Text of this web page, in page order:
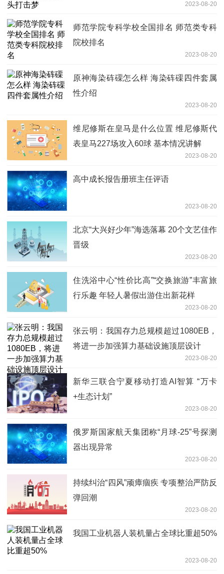
2023-08-20
师范学院专科学校全国排名 师范类专科
院校排名
2023-08-20
原神海染砗磲怎么样 海染砗磲四件套属
性介绍
2023-08-20
维尼修斯在皇马是什么位置 维尼修斯代
表皇马227场攻入60球 基本情况讲解
2023-08-20
高中成长报告册班主任评语
2023-08-20
北京“大兴好少年”海选落幕 20个文艺佳作
晋级
2023-08-20
住洗浴中心“性价比高”“交换旅游”丰富旅
行乐趣 年轻人暑假出游住出新花样
2023-08-20
张云明：我国存力总规模超过1080EB，
将进一步加强算力基础设施顶层设计
2023-08-20
新华三联合宁夏移动打造AI智算 “万卡
+生态计划”
2023-08-20
俄罗斯国家航天集团称“月球-25”号探测
器出现异常
2023-08-20
持续纠治“四风”顽瘴痼疾 专项整治严防反
弹回潮
2023-08-20
我国工业机器人装机量占全球比重超50%
2023-08-20